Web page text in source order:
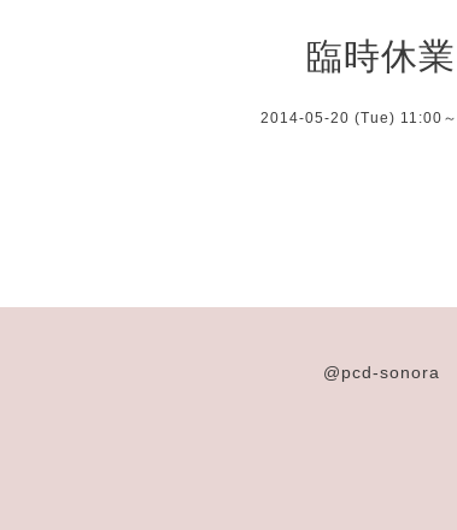
臨時休業
2014-05-20 (Tue) 11:00
@pcd-sonora